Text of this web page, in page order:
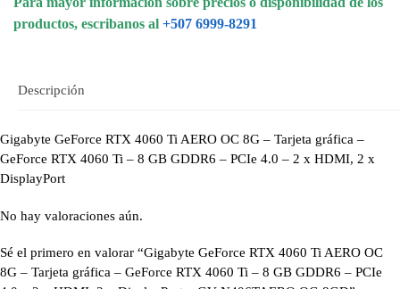
productos, escribanos al +507 6999-8291
Descripción
Gigabyte GeForce RTX 4060 Ti AERO OC 8G – Tarjeta gráfica –
GeForce RTX 4060 Ti – 8 GB GDDR6 – PCIe 4.0 – 2 x HDMI, 2 x
DisplayPort
No hay valoraciones aún.
Sé el primero en valorar “Gigabyte GeForce RTX 4060 Ti AERO OC
8G – Tarjeta gráfica – GeForce RTX 4060 Ti – 8 GB GDDR6 – PCIe